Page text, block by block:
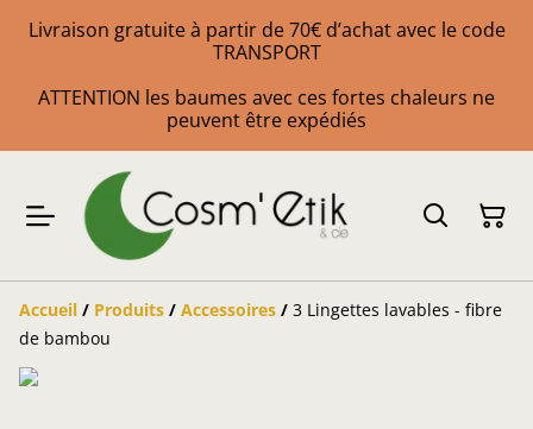
Livraison gratuite à partir de 70€ d’achat avec le code
TRANSPORT
ATTENTION les baumes avec ces fortes chaleurs ne
peuvent être expédiés
Accueil / Produits / Accessoires / 3 Lingettes lavables - fibre
de bambou